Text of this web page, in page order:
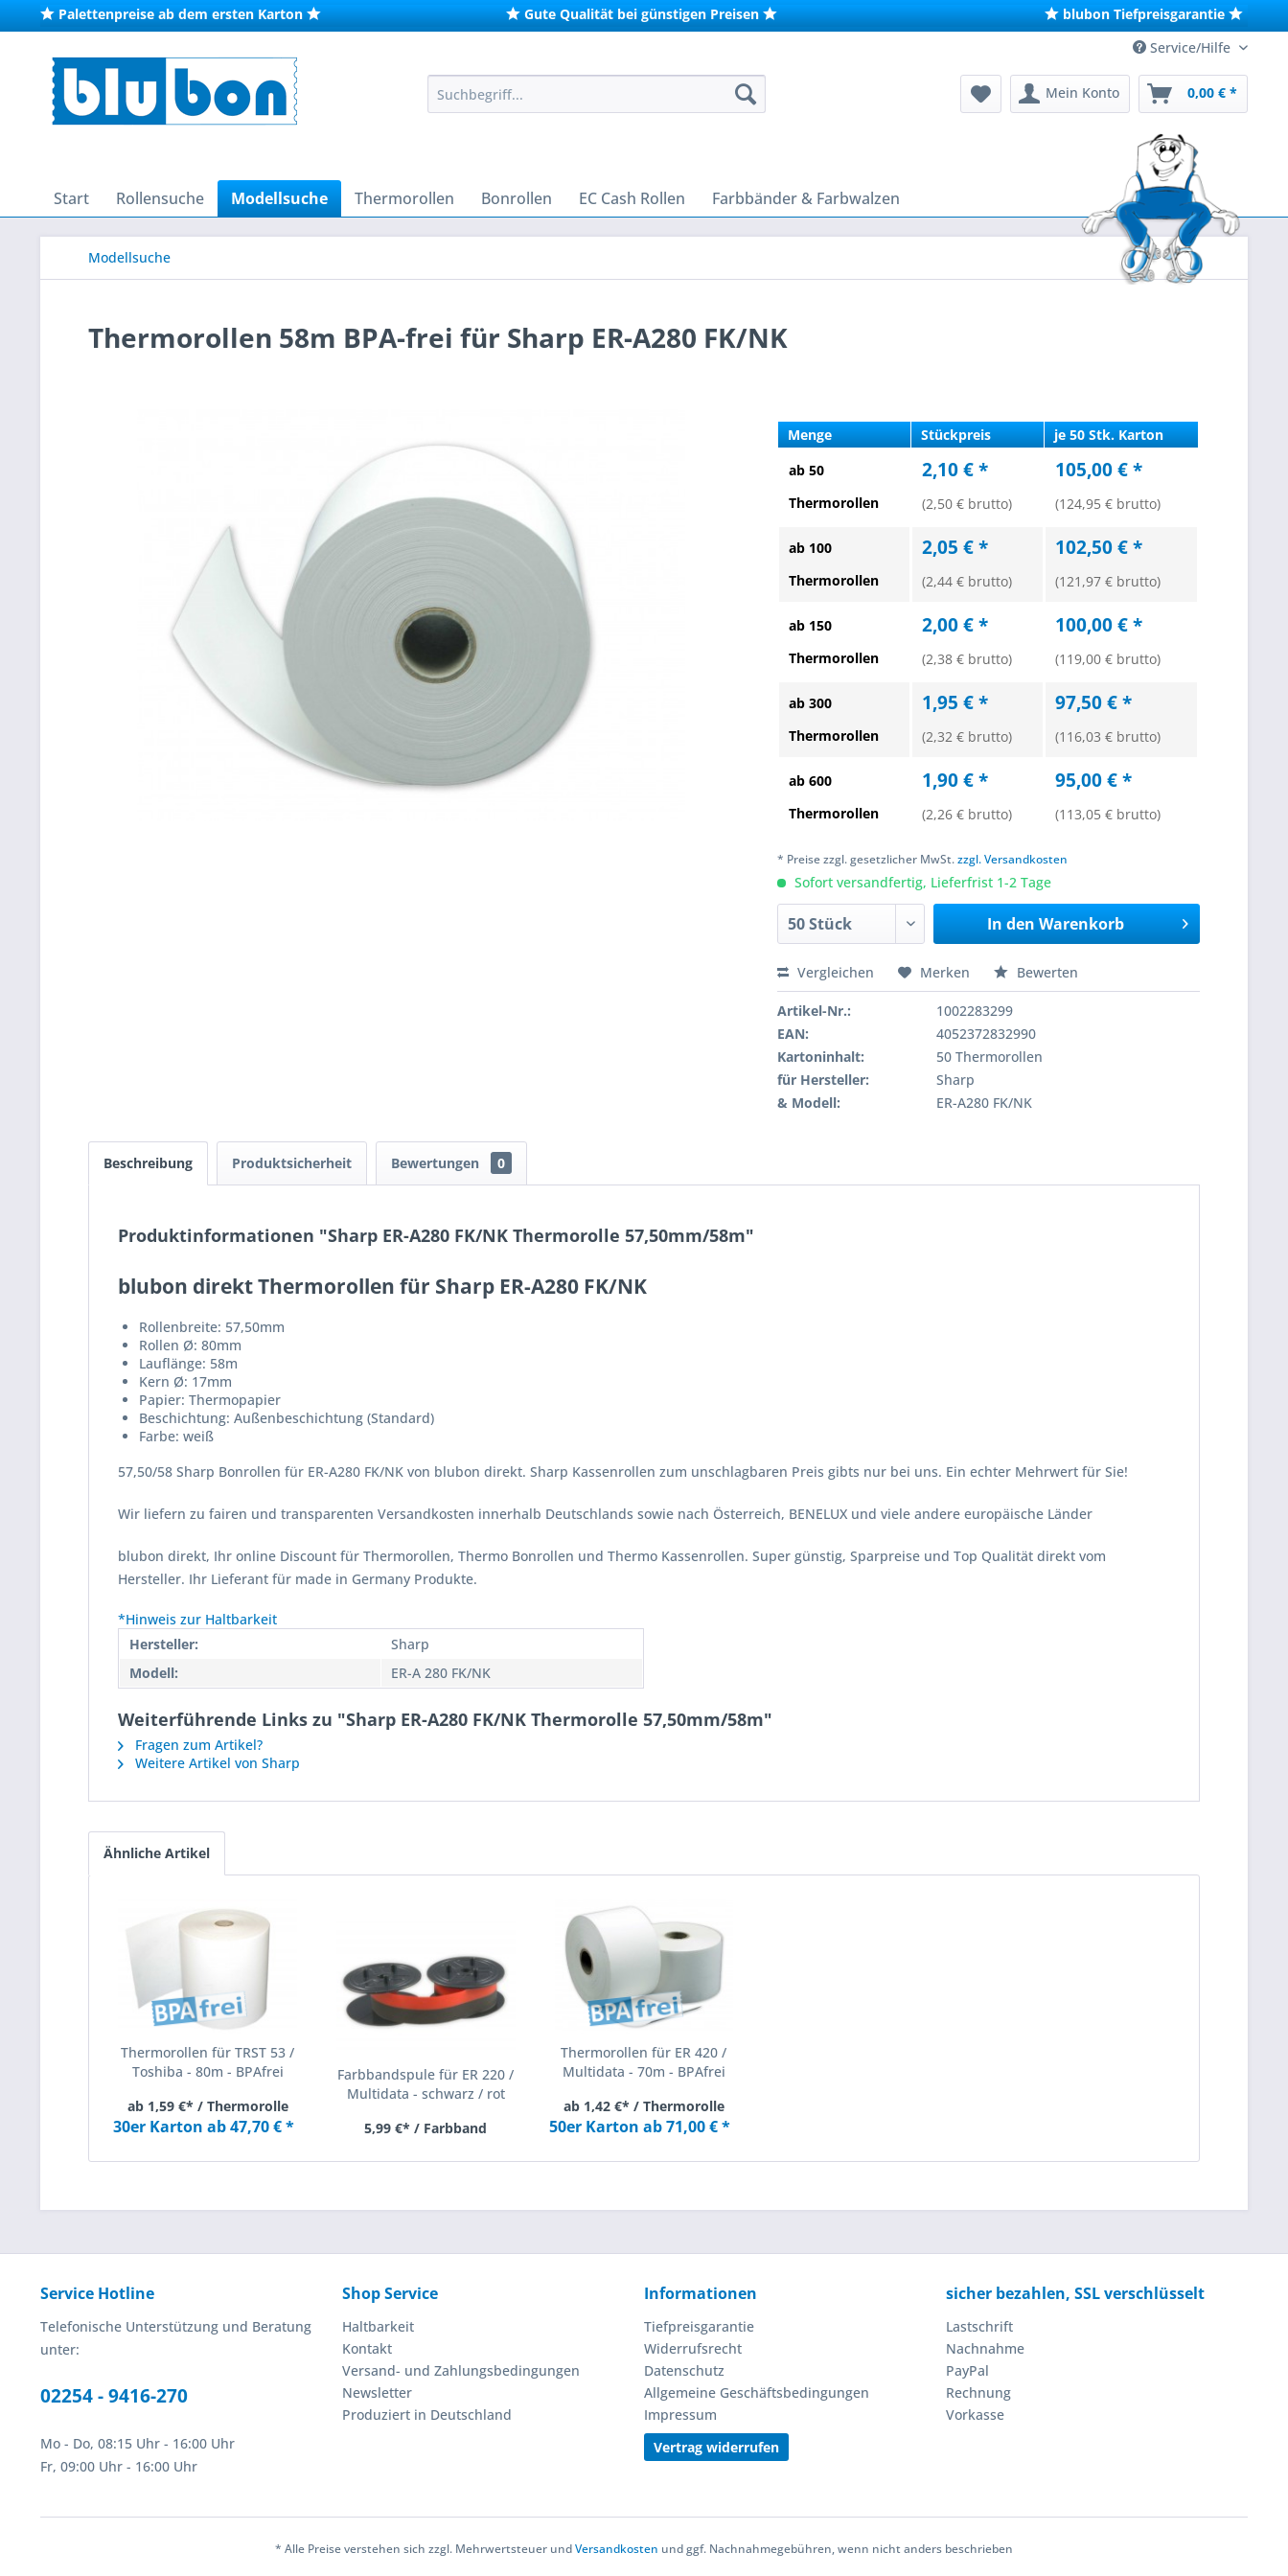
Palettenpreise ab dem ersten Karton Gute Qualität bei günstigen Preisen
blubon Tiefpreisgarantie
Service/Hilfe
Mein Konto 0,00 € *
Start Rollensuche Modellsuche Thermorollen Bonrollen EC Cash Rollen Farbbänder & Farbwalzen
Modellsuche
Thermorollen 58m BPA-frei für Sharp ER-A280 FK/NK
Menge Stückpreis
je 50 Stk. Karton
ab 50
Thermorollen
2,10 € *
(2,50 € brutto)
105,00 € *
(124,95 € brutto)
ab 100
Thermorollen
2,05 € *
(2,44 € brutto)
102,50 € *
(121,97 € brutto)
ab 150
Thermorollen
2,00 € *
(2,38 € brutto)
100,00 € *
(119,00 € brutto)
ab 300
Thermorollen
1,95 € *
(2,32 € brutto)
97,50 € *
(116,03 € brutto)
ab 600
Thermorollen
1,90 € *
(2,26 € brutto)
95,00 € *
(113,05 € brutto)
* Preise zzgl. gesetzlicher MwSt.zzgl. Versandkosten
Sofort versandfertig, Lieferfrist 1-2 Tage
In den Warenkorb
Vergleichen Merken Bewerten
Artikel-Nr.:
1002283299
EAN:
4052372832990
Kartoninhalt:
50 Thermorollen
für Hersteller:
Sharp
& Modell:
ER-A280 FK/NK
Beschreibung Produktsicherheit Bewertungen 0
Produktinformationen "Sharp ER-A280 FK/NK Thermorolle 57,50mm/58m"
blubon direkt Thermorollen für Sharp ER-A280 FK/NK
Rollenbreite: 57,50mm
Rollen Ø: 80mm
Lauflänge: 58m
Kern Ø: 17mm
Papier: Thermopapier
Beschichtung: Außenbeschichtung (Standard)
Farbe: weiß
57,50/58 Sharp Bonrollen für ER-A280 FK/NK von blubon direkt. Sharp Kassenrollen zum unschlagbaren Preis gibts nur bei uns. Ein echter Mehrwert für Sie!
Wir liefern zu fairen und transparenten Versandkosten innerhalb Deutschlands sowie nach Österreich, BENELUX und viele andere europäische Länder
blubon direkt, Ihr online Discount für Thermorollen, Thermo Bonrollen und Thermo Kassenrollen. Super günstig, Sparpreise und Top Qualität direkt vom
Hersteller. Ihr Lieferant für made in Germany Produkte.
*Hinweis zur Haltbarkeit
Hersteller:
Sharp
Modell:
ER-A 280 FK/NK
Weiterführende Links zu "Sharp ER-A280 FK/NK Thermorolle 57,50mm/58m"
Fragen zum Artikel?
Weitere Artikel von Sharp
Ähnliche Artikel
Thermorollen für TRST 53 /
Toshiba - 80m - BPAfrei
ab 1,59 €* / Thermorolle
30er Karton ab 47,70 € *
Farbbandspule für ER 220 /
Multidata - schwarz / rot
5,99 €* / Farbband
Thermorollen für ER 420 /
Multidata - 70m - BPAfrei
ab 1,42 €* / Thermorolle
50er Karton ab 71,00 € *
Service Hotline
Telefonische Unterstützung und Beratung
unter:
02254 - 9416-270
Mo - Do, 08:15 Uhr - 16:00 Uhr
Fr, 09:00 Uhr - 16:00 Uhr
Shop Service
Haltbarkeit
Kontakt
Versand- und Zahlungsbedingungen
Newsletter
Produziert in Deutschland
Informationen
Tiefpreisgarantie
Widerrufsrecht
Datenschutz
Allgemeine Geschäftsbedingungen
Impressum
Vertrag widerrufen
sicher bezahlen, SSL verschlüsselt
Lastschrift
Nachnahme
PayPal
Rechnung
Vorkasse
* Alle Preise verstehen sich zzgl. Mehrwertsteuer undVersandkosten und ggf. Nachnahmegebühren, wenn nicht anders beschrieben